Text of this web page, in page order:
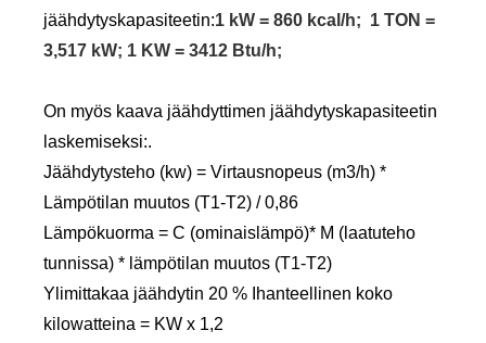
jäähdytyskapasiteetin:1 kW = 860 kcal/h; 1 TON =
3,517 kW; 1 KW = 3412 Btu/h;
On myös kaava jäähdyttimen jäähdytyskapasiteetin
laskemiseksi:.
Jäähdytysteho (kw) = Virtausnopeus (m3/h) *
Lämpötilan muutos (T1-T2) / 0,86
Lämpökuorma = C (ominaislämpö)* M (laatuteho
tunnissa) * lämpötilan muutos (T1-T2)
Ylimittakaa jäähdytin 20 % Ihanteellinen koko
kilowatteina = KW x 1,2